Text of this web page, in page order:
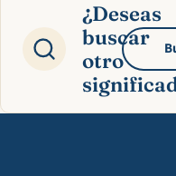
¿Deseas
buscar
otro